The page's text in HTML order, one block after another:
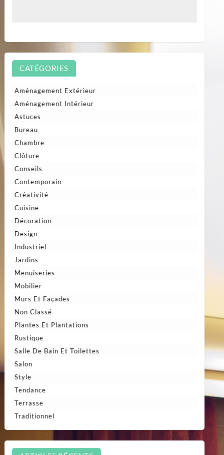
CATÉGORIES
Aménagement Extérieur
Aménagement Intérieur
Astuces
Bureau
Chambre
Clôture
Conseils
Contemporain
Créativité
Cuisine
Décoration
Design
Industriel
Jardins
Menuiseries
Mobilier
Murs Et Façades
Non Classé
Plantes Et Plantations
Rustique
Salle De Bain Et Toilettes
Salon
Style
Tendance
Terrasse
Traditionnel